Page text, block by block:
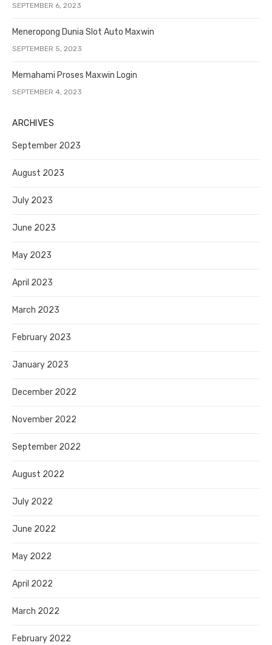
SEPTEMBER 6, 2023
Meneropong Dunia Slot Auto Maxwin
SEPTEMBER 5, 2023
Memahami Proses Maxwin Login
SEPTEMBER 4, 2023
ARCHIVES
September 2023
August 2023
July 2023
June 2023
May 2023
April 2023
March 2023
February 2023
January 2023
December 2022
November 2022
September 2022
August 2022
July 2022
June 2022
May 2022
April 2022
March 2022
February 2022